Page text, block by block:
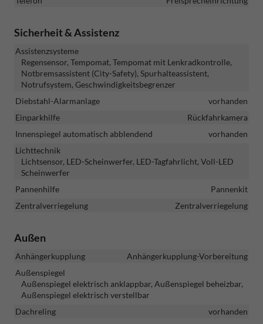
Sicherheit & Assistenz
Assistenzsysteme
Regensensor, Tempomat, Tempomat mit Lenkradkontrolle,
Notbremsassistent (City-Safety), Spurhalteassistent,
Notrufsystem, Geschwindigkeitsbegrenzer
Diebstahl-Alarmanlage
vorhanden
Einparkhilfe
Rückfahrkamera
Innenspiegel automatisch abblendend
vorhanden
Lichttechnik
Lichtsensor, LED-Scheinwerfer, LED-Tagfahrlicht, Voll-LED
Scheinwerfer
Pannenhilfe
Pannenkit
Zentralverriegelung
Zentralverriegelung
Außen
Anhängerkupplung
Anhängerkupplung-Vorbereitung
Außenspiegel
Außenspiegel elektrisch anklappbar, Außenspiegel beheizbar,
Außenspiegel elektrisch verstellbar
Dachreling
vorhanden